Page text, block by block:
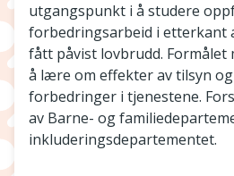
utgangspunkt i å studere
forbedringsarbeid i etterkant
fått påvist lovbrudd.
å lære om effekter av tilsyn
forbedringer i tjenestene.
av Barne- og
inkluderingsdepartementet.